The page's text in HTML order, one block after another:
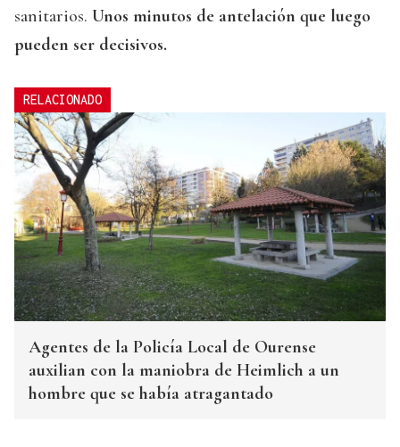
sanitarios. Unos minutos de antelación que luego
pueden ser decisivos.
RELACIONADO
Agentes de la Policía Local de Ourense
auxilian con la maniobra de Heimlich a un
hombre que se había atragantado